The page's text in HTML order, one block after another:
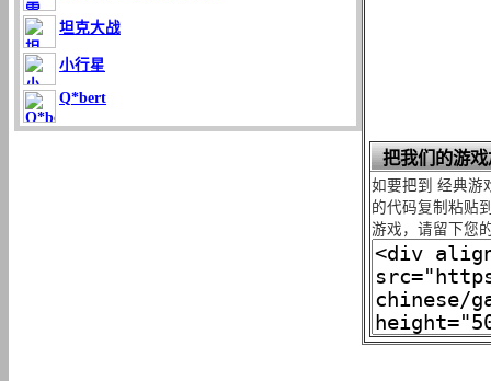
坦克大战
小行星
Q*bert
把我们的游
如要把到 经典游
的代码复制粘贴
游戏，请留下您